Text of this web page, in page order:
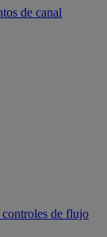
de canal
controles de flujo